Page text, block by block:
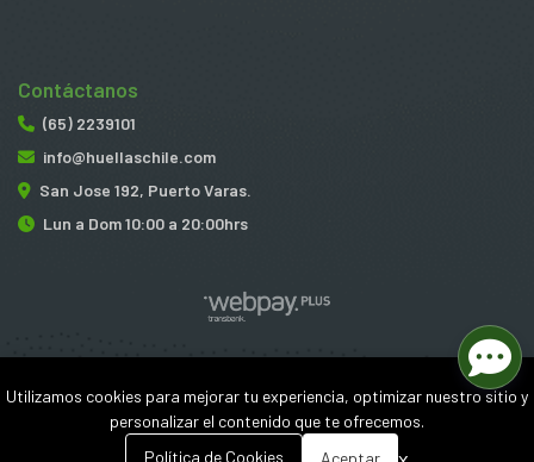
Contáctanos
(65) 2239101
info@huellaschile.com
San Jose 192, Puerto Varas.
Lun a Dom 10:00 a 20:00hrs
¿Te gusta mi tienda? Yo vendo conBsale
Utilizamos cookies para mejorar tu experiencia, optimizar nuestro sitio y
personalizar el contenido que te ofrecemos.
Política de Cookies
Aceptar